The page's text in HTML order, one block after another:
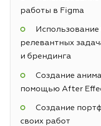
работы в Figma
Использование
релевантных
и брендинга
Создание
помощью After
Создание
своих работ